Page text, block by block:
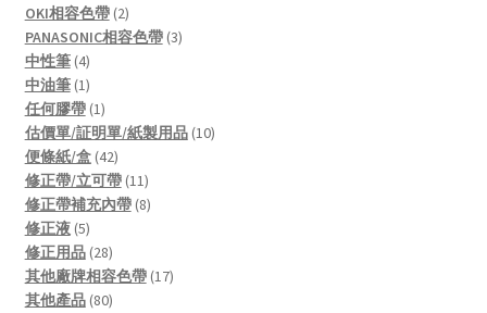
OKI相容色帶 22
products
PANASONIC相容色帶 33
中性筆 44
products
中油筆 11
product
任何膠帶 11
product
估價單/証明單/紙製用品 1010
便條紙/盒 4242
products
修正帶/立可帶 1111
products
修正帶補充內帶 88
修正液 55
products
修正用品 2828
products
其他廠牌相容色帶 1717
其他產品 8080